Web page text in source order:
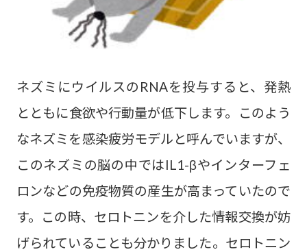
ネズミにウイルスのRNAを投与すると、発熱
とともに食欲や行動量が低下します。このよう
なネズミを感染疲労モデルと呼んでいますが、
このネズミの脳の中ではIL1-βやインターフェ
ロンなどの免疫物質の産生が高まっていたので
す。この時、セロトニンを介した情報交換が妨
げられていることも分かりました。セロトニン